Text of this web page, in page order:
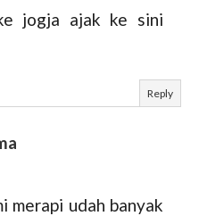
ke jogja ajak ke sini
Reply
merapi udah banyak